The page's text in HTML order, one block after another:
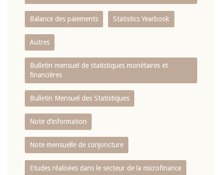
Balance des paiements Statistics Yearbook
Autres
Bulletin mensuel de statistiques monétaires et
financières
Bulletin Mensuel des Statistiques
Note d’information
Note mensuelle de conjoncture
Etudes réalisées dans le secteur de la microfinance